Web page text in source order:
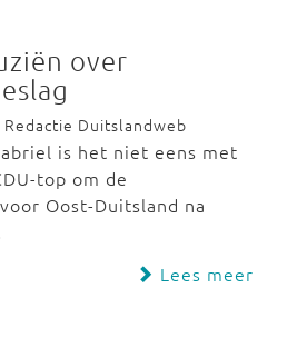
over
Duitslandweb
is het niet eens met
top om de
Oost-Duitsland na
Lees meer